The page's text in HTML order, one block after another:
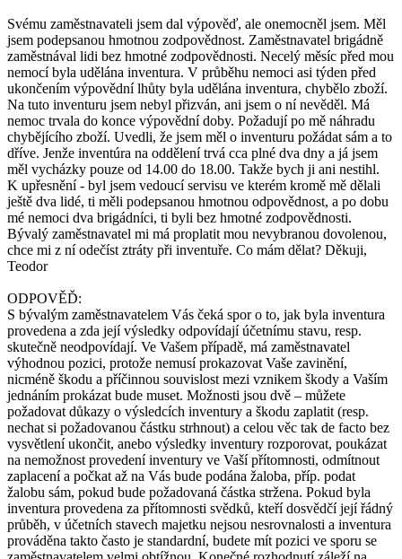
Svému zaměstnavateli jsem dal výpověď, ale onemocněl jsem. Měl
jsem podepsanou hmotnou zodpovědnost. Zaměstnavatel brigádně
zaměstnával lidi bez hmotné zodpovědnosti. Necelý měsíc před mou
nemocí byla udělána inventura. V průběhu nemoci asi týden před
ukončením výpovědní lhůty byla udělána inventura, chybělo zboží.
Na tuto inventuru jsem nebyl přizván, ani jsem o ní nevěděl. Má
nemoc trvala do konce výpovědní doby. Požadují po mě náhradu
chybějícího zboží. Uvedli, že jsem měl o inventuru požádat sám a to
dříve. Jenže inventúra na oddělení trvá cca plné dva dny a já jsem
měl vycházky pouze od 14.00 do 18.00. Takže bych ji ani nestihl.
K upřesnění - byl jsem vedoucí servisu ve kterém kromě mě dělali
ještě dva lidé, ti měli podepsanou hmotnou odpovědnost, a po dobu
mé nemoci dva brigádníci, ti byli bez hmotné zodpovědnosti.
Bývalý zaměstnavatel mi má proplatit mou nevybranou dovolenou,
chce mi z ní odečíst ztráty při inventuře. Co mám dělat? Děkuji,
Teodor
ODPOVĚĎ:
S bývalým zaměstnavatelem Vás čeká spor o to, jak byla inventura
provedena a zda její výsledky odpovídají účetnímu stavu, resp.
skutečně neodpovídají. Ve Vašem případě, má zaměstnavatel
výhodnou pozici, protože nemusí prokazovat Vaše zavinění,
nicméně škodu a příčinnou souvislost mezi vznikem škody a Vaším
jednáním prokázat bude muset. Možnosti jsou dvě – můžete
požadovat důkazy o výsledcích inventury a škodu zaplatit (resp.
nechat si požadovanou částku strhnout) a celou věc tak de facto bez
vysvětlení ukončit, anebo výsledky inventury rozporovat, poukázat
na nemožnost provedení inventury ve Vaší přítomnosti, odmítnout
zaplacení a počkat až na Vás bude podána žaloba, příp. podat
žalobu sám, pokud bude požadovaná částka stržena. Pokud byla
inventura provedena za přítomnosti svědků, kteří dosvědčí její řádný
průběh, v účetních stavech majetku nejsou nesrovnalosti a inventura
prováděna takto často je standardní, budete mít pozici ve sporu se